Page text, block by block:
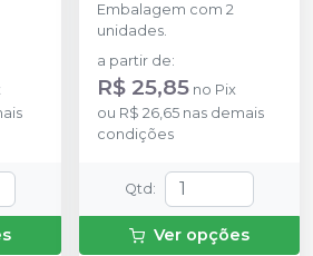
Embalagem com 2
unidades.
a partir de:
R$ 25,85 no Pix
ou R$ 26,65 nas demais
condições
Qtd :
Ver opções